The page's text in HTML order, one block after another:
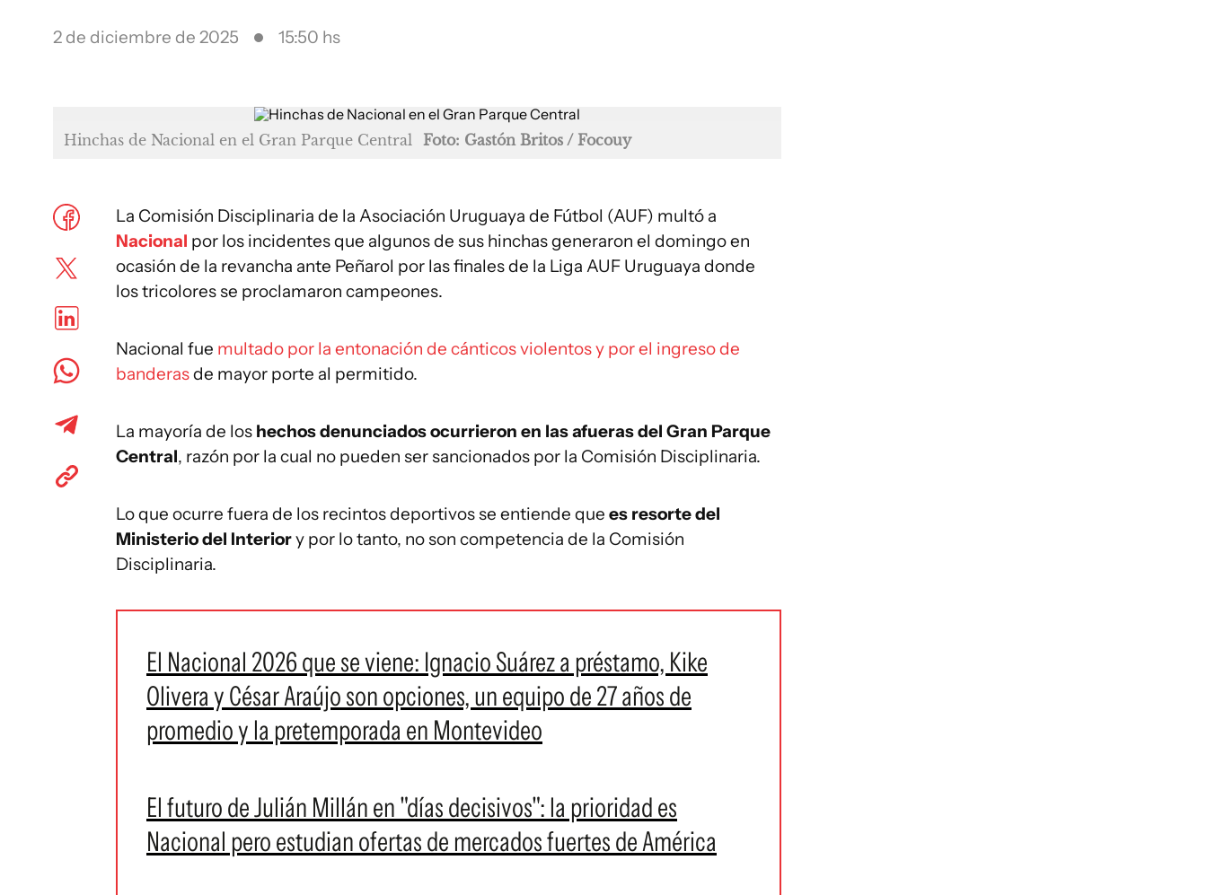
2 de diciembre de 2025 15:50 hs
Hinchas de Nacional en el Gran Parque Central Foto: Gastón Britos / Focouy
La Comisión Disciplinaria de la Asociación Uruguaya de Fútbol (AUF) multó a
Nacional por los incidentes que algunos de sus hinchas generaron el domingo en
ocasión de la revancha ante Peñarol por las finales de la Liga AUF Uruguaya donde
los tricolores se proclamaron campeones.
Nacional fue multado por la entonación de cánticos violentos y por el ingreso de
banderasde mayor porte al permitido.
La mayoría de los hechos denunciados ocurrieron en las afueras del Gran Parque
Central, razón por la cual no pueden ser sancionados por la Comisión Disciplinaria.
Lo que ocurre fuera de los recintos deportivos se entiende que es resorte del
Ministerio del Interiory por lo tanto, no son competencia de la Comisión
Disciplinaria.
El Nacional 2026 que se viene: Ignacio Suárez a préstamo, Kike
Olivera y César Araújo son opciones, un equipo de 27 años de
promedio y la pretemporada en Montevideo
El futuro de Julián Millán en "días decisivos": la prioridad es
Nacional pero estudian ofertas de mercados fuertes de América